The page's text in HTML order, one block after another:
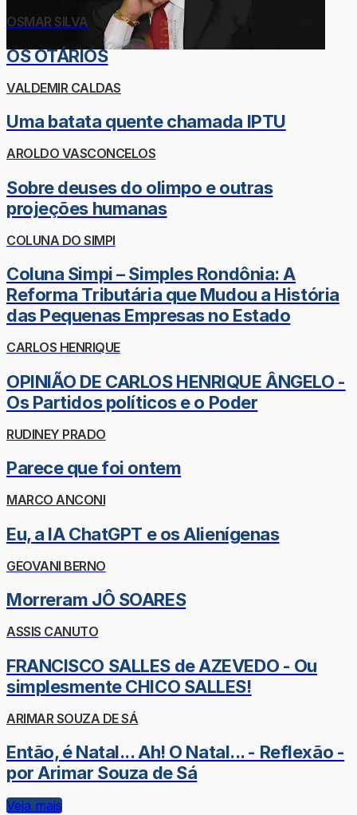
OSMAR SILVA
OS OTÁRIOS
VALDEMIR CALDAS
Uma batata quente chamada IPTU
AROLDO VASCONCELOS
Sobre deuses do olimpo e outras
projeções humanas
COLUNA DO SIMPI
Coluna Simpi – Simples Rondônia: A
Reforma Tributária que Mudou a História
das Pequenas Empresas no Estado
CARLOS HENRIQUE
OPINIÃO DE CARLOS HENRIQUE ÂNGELO -
Os Partidos políticos e o Poder
RUDINEY PRADO
Parece que foi ontem
MARCO ANCONI
Eu, a IA ChatGPT e os Alienígenas
GEOVANI BERNO
Morreram JÔ SOARES
ASSIS CANUTO
FRANCISCO SALLES de AZEVEDO - Ou
simplesmente CHICO SALLES!
ARIMAR SOUZA DE SÁ
Então, é Natal... Ah! O Natal... - Reflexão -
por Arimar Souza de Sá
Veja mais